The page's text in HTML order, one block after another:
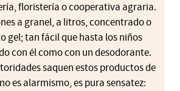
floristería o cooperativa agraria.
a granel, a litros, concentrado o
gel; tan fácil que hasta los niños
con él como con un desodorante.
saquen estos productos de
es alarmismo, es pura sensatez: